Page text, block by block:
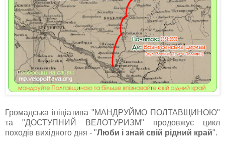
Громадська ініціатива "МАНДРУЙМО ПОЛТАВЩИНОЮ"
та "ДОСТУПНИЙ ВЕЛОТУРИЗМ" продовжує цикл
походів вихідного дня - "Люби і знай свій рідний край".